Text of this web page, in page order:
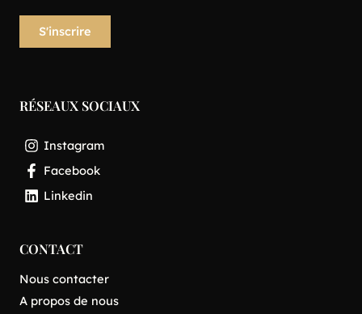
RÉSEAUX SOCIAUX
Instagram
Facebook
Linkedin
CONTACT
Nous contacter
A propos de nous